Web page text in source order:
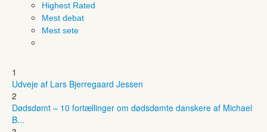
Highest Rated
Mest debat
Mest sete
1
Udveje af Lars Bjerregaard Jessen
2
Dødsdømt – 10 fortællinger om dødsdømte danskere af Michael
B...